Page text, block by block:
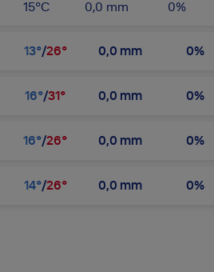
15°C 0,0 mm 0%
13°/26° 0,0 mm 0%
16°/31° 0,0 mm 0%
16°/26° 0,0 mm 0%
14°/26° 0,0 mm 0%